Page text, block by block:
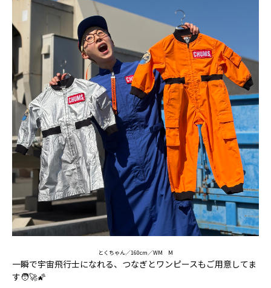
とくちゃん／160cm／WM M
一瞬で宇宙飛行士になれる、つなぎとワンピースもご用意してま
す🧑‍🚀🌠